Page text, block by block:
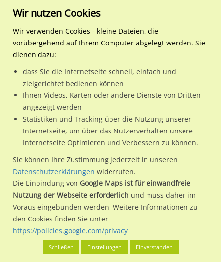
Regionale Plakatwerbung Sachsen-Anhalt
Bernburg (Saale), Stadt
Baalberger Str. geg. (PP)
Nutze günstige Werbemöglichkeiten am Standort Baalberger
Str. geg. (PP) Weber VSim Ortsteil Dröbel)in Bernburg
(Saale), Stadt.
Wir erheben für jede unserer Werbeflächen individuelle und
aktuelleStandortinformationenundLeistungswerte. Damit
kannst du dich schon vor der Buchung im Detail über den
Standort, seine Reichweite und Werbewirkung sowie
eventuelle Beschränkungen in den zugelassenen
Werbeinhalten informieren.
Alles klar? Dann findest du direkt im unteren Teil dieser Seite
Wir nutzen Cookies
Wir verwenden Cookies - kleine Dateien, die
vorübergehend auf Ihrem Computer abgelegt werden. Sie
dienen dazu:
dass Sie die Internetseite schnell, einfach und
zielgerichtet bedienen können
Ihnen Videos, Karten oder andere Dienste von Dritten
angezeigt werden
Statistiken und Tracking über die Nutzung unserer
Internetseite, um über das Nutzerverhalten unsere
Internetseite Optimieren und Verbessern zu können.
Sie können Ihre Zustimmung jederzeit in unseren
Datenschutzerklärungen widerrufen.
Die Einbindung von Google Maps ist für einwandfreie
Nutzung der Webseite erforderlich und muss daher im
Voraus eingebunden werden. Weitere Informationen zu
den Cookies finden Sie unter
https://policies.google.com/privacy
Schließen Einstellungen Einverstanden